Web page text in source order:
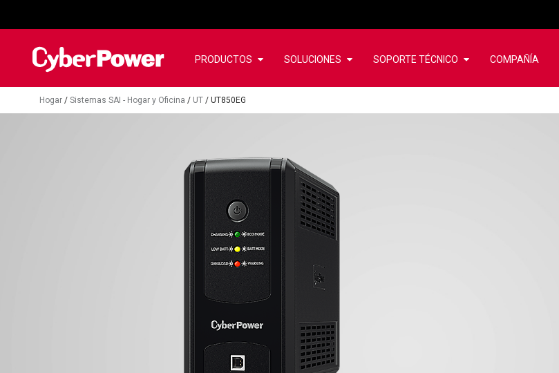
PRODUCTOS SOLUCIONES SOPORTE TÉCNICO COMPAÑÍA
Hogar / Sistemas SAI - Hogar y Oficina / UT / UT850EG